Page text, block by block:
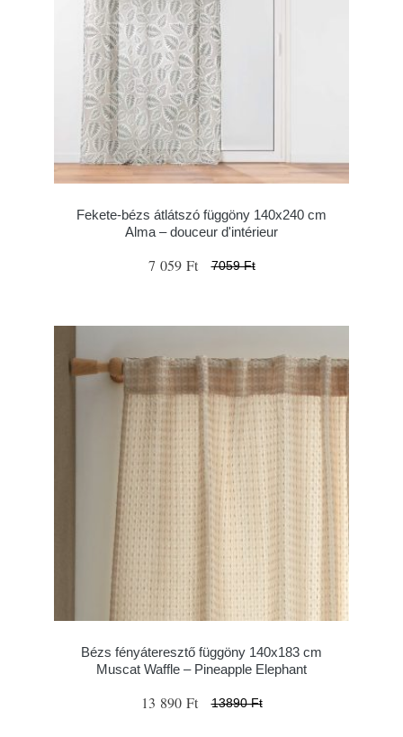
Fekete-bézs átlátszó függöny 140x240 cm
Alma – douceur d'intérieur
7 059 Ft 7059 Ft
Bézs fényáteresztő függöny 140x183 cm
Muscat Waffle – Pineapple Elephant
13 890 Ft 13890 Ft